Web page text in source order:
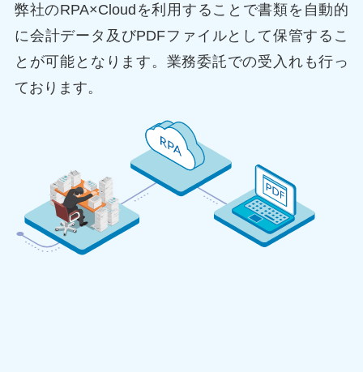
弊社のRPA×Cloudを利用することで書類を自動的
に会計データ及びPDFファイルとして保管するこ
とが可能となります。業務委託での受入れも行っ
ております。